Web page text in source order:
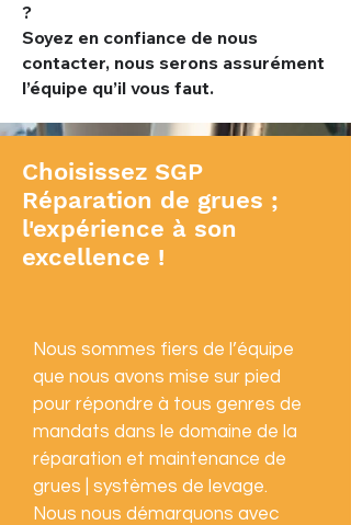
?
Soyez en confiance de nous
contacter, nous serons assurément
l’équipe qu’il vous faut.
Choisissez SGP
Réparation de grues ;
l'expérience à son
excellence !
Nous sommes fiers de l’équipe
que nous avons mise sur pied
pour répondre à tous genres de
mandats dans le domaine de la
réparation et maintenance de
grues | systèmes de levage.
Nous nous démarquons avec